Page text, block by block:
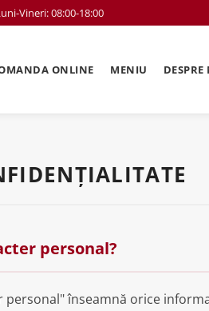
Vineri: 08:00-18:00
ONLINE MENIU DESPRE
personal?
personal" înseamnă orice